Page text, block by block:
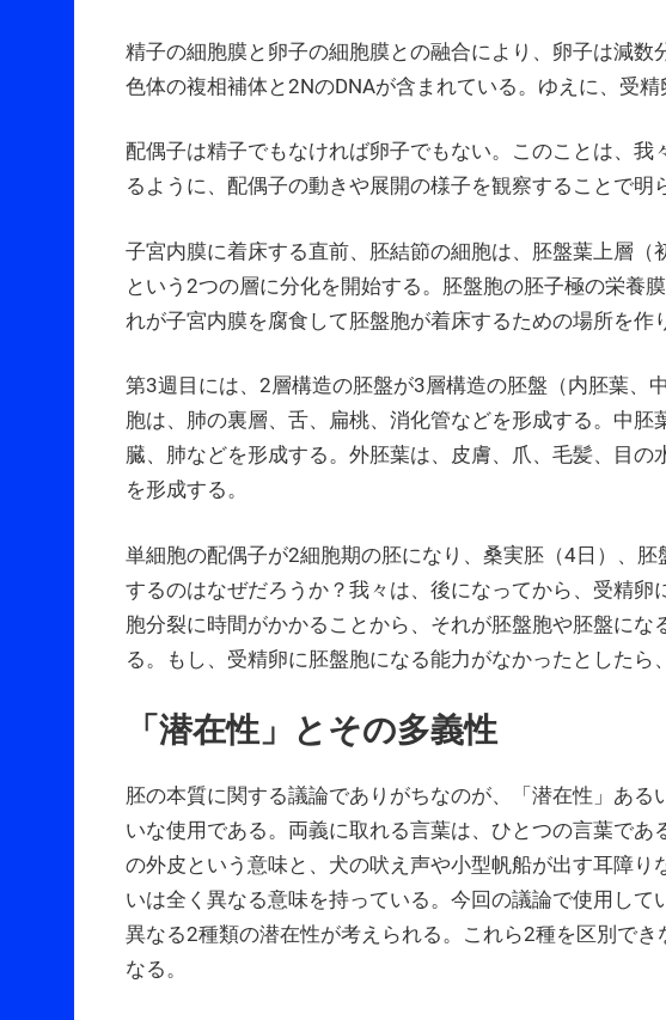
精子の細胞膜と卵子の細胞膜との融合により、卵子は減
色体の複相補体と2NのDNAが含まれている。ゆえに、受
配偶子は精子でもなければ卵子でもない。このことは、
るように、配偶子の動きや展開の様子を観察することで明
子宮内膜に着床する直前、胚結節の細胞は、胚盤葉上層（
という2つの層に分化を開始する。胚盤胞の胚子極の栄養
れが子宮内膜を腐食して胚盤胞が着床するための場所を作
第3週目には、2層構造の胚盤が3層構造の胚盤（内胚葉、
胞は、肺の裏層、舌、扁桃、消化管などを形成する。中
臓、肺などを形成する。外胚葉は、皮膚、爪、毛髪、目
を形成する。
単細胞の配偶子が2細胞期の胚になり、桑実胚（4日）、
するのはなぜだろうか？我々は、後になってから、受精
胞分裂に時間がかかることから、それが胚盤胞や胚盤に
る。もし、受精卵に胚盤胞になる能力がなかったとしたら
「潜在性」とその多義性
胚の本質に関する議論でありがちなのが、「潜在性」ある
いな使用である。両義に取れる言葉は、ひとつの言葉で
の外皮という意味と、犬の吠え声や小型帆船が出す耳障り
いは全く異なる意味を持っている。今回の議論で使用し
異なる2種類の潜在性が考えられる。これら2種を区別で
なる。